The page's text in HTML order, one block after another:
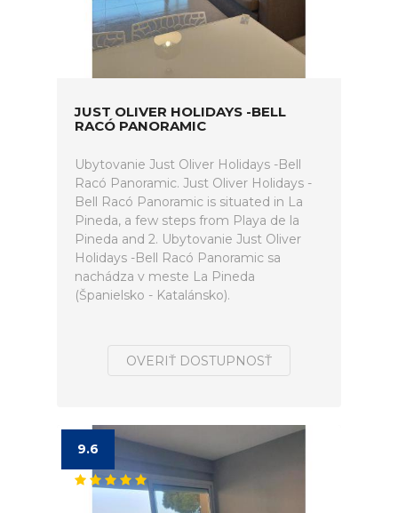
JUST OLIVER HOLIDAYS -BELL
RACÓ PANORAMIC
Ubytovanie Just Oliver Holidays -Bell
Racó Panoramic. Just Oliver Holidays -
Bell Racó Panoramic is situated in La
Pineda, a few steps from Playa de la
Pineda and 2. Ubytovanie Just Oliver
Holidays -Bell Racó Panoramic sa
nachádza v meste La Pineda
(Španielsko - Katalánsko).
OVERIŤ DOSTUPNOSŤ
9.6